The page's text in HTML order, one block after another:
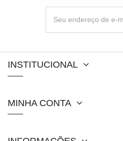
INSTITUCIONAL
MINHA CONTA